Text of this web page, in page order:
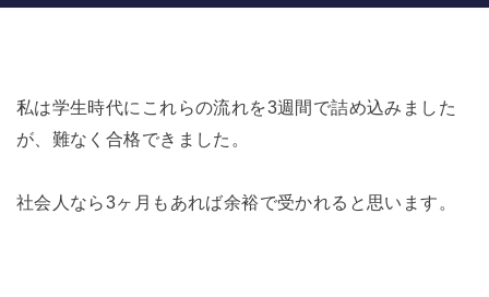
私は学生時代にこれらの流れを3週間で詰め込みました
が、難なく合格できました。
社会人なら3ヶ月もあれば余裕で受かれると思います。